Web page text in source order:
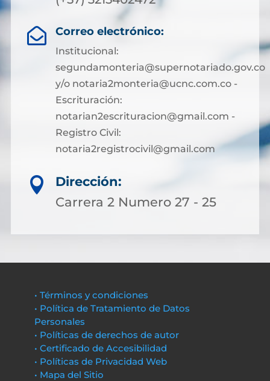
 Correo electrónico:
Institucional:
segundamonteria@supernotariado.gov.co
y/o notaria2monteria@ucnc.com.co -
Escrituración:
notarian2escrituracion@gmail.com -
Registro Civil:
notaria2registrocivil@gmail.com

Dirección:
Carrera 2 Numero 27 - 25
• Términos y condiciones
• Política de Tratamiento de Datos
Personales
• Políticas de derechos de autor
• Certificado de Accesibilidad
• Políticas de Privacidad Web
• Mapa del Sitio